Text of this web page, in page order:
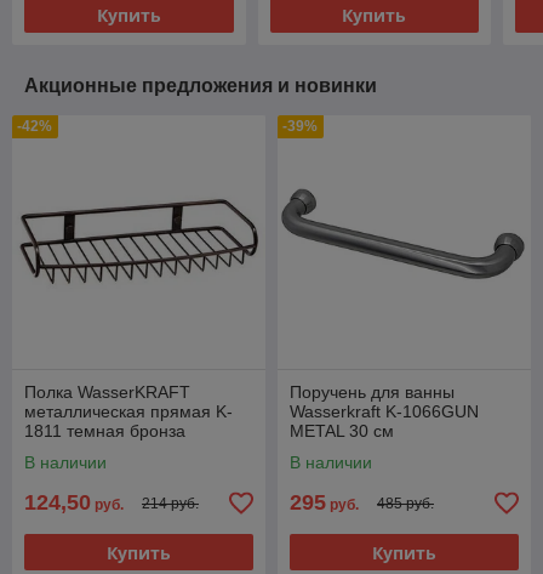
Купить Купить
Акционные предложения и новинки
-42%
Полка WasserKRAFT
металлическая прямая K-
1811 темная бронза
В наличии
124,50 руб. 214 руб.
Купить
-39%
Поручень для ванны
Wasserkraft K-1066GUN
METAL 30 см
В наличии
295 руб. 485 руб.
Купить